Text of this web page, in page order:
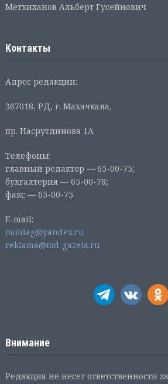
Метхиханов Альберт Гусейнович
Контакты
Адрес редакции:
367018, РД, г. Махачкала,
пр. Насрутдинова 1А
Телефоны:
главный редактор — 65-00-75;
бухгалтерия — 65-00-78;
факс — 65-00-75
E-mail:
moldag@yandex.ru
reklama@md-gazeta.ru
Внимание
Редакция не несет ответственности